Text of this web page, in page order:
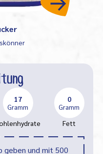
17
Gramm
0
Gramm
Fett
geben und mit 500